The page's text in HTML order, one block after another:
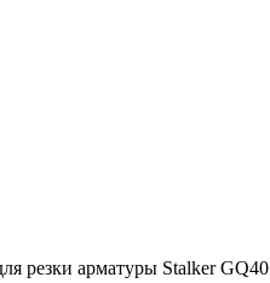
резки арматуры Stalker GQ40